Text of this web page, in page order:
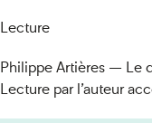
Lecture
Philippe Artières — Le
Lecture par l’auteur